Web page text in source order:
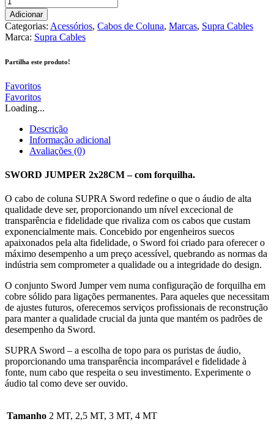
Adicionar
Categorias: Acessórios, Cabos de Coluna, Marcas, Supra Cables
Marca: Supra Cables
Partilha este produto!
Favoritos
Favoritos
Loading...
Descrição
Informação adicional
Avaliações (0)
SWORD JUMPER 2x28CM – com forquilha.
O cabo de coluna SUPRA Sword redefine o que o áudio de alta
qualidade deve ser, proporcionando um nível excecional de
transparência e fidelidade que rivaliza com os cabos que custam
exponencialmente mais. Concebido por engenheiros suecos
apaixonados pela alta fidelidade, o Sword foi criado para oferecer o
máximo desempenho a um preço acessível, quebrando as normas da
indústria sem comprometer a qualidade ou a integridade do design.
O conjunto Sword Jumper vem numa configuração de forquilha em
cobre sólido para ligações permanentes. Para aqueles que necessitam
de ajustes futuros, oferecemos serviços profissionais de reconstrução
para manter a qualidade crucial da junta que mantém os padrões de
desempenho da Sword.
SUPRA Sword – a escolha de topo para os puristas de áudio,
proporcionando uma transparência incomparável e fidelidade à
fonte, num cabo que respeita o seu investimento. Experimente o
áudio tal como deve ser ouvido.
Tamanho 2 MT, 2,5 MT, 3 MT, 4 MT